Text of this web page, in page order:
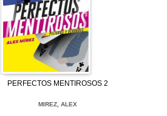
PERFECTOS MENTIROSOS 2
MIREZ, ALEX